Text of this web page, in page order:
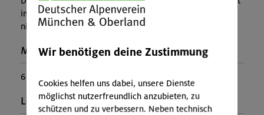
im Kurspreis enthalten. Der Halleneintritt von 7,60 € ist
nicht im Kurspreis enthalten.
Maximale Teilnehmerzahl:
6
Leiter*in:
Wir benötigen deine Zustimmung
Cookies helfen uns dabei, unsere Dienste
möglichst nutzerfreundlich anzubieten, zu
schützen und zu verbessern. Neben technisch